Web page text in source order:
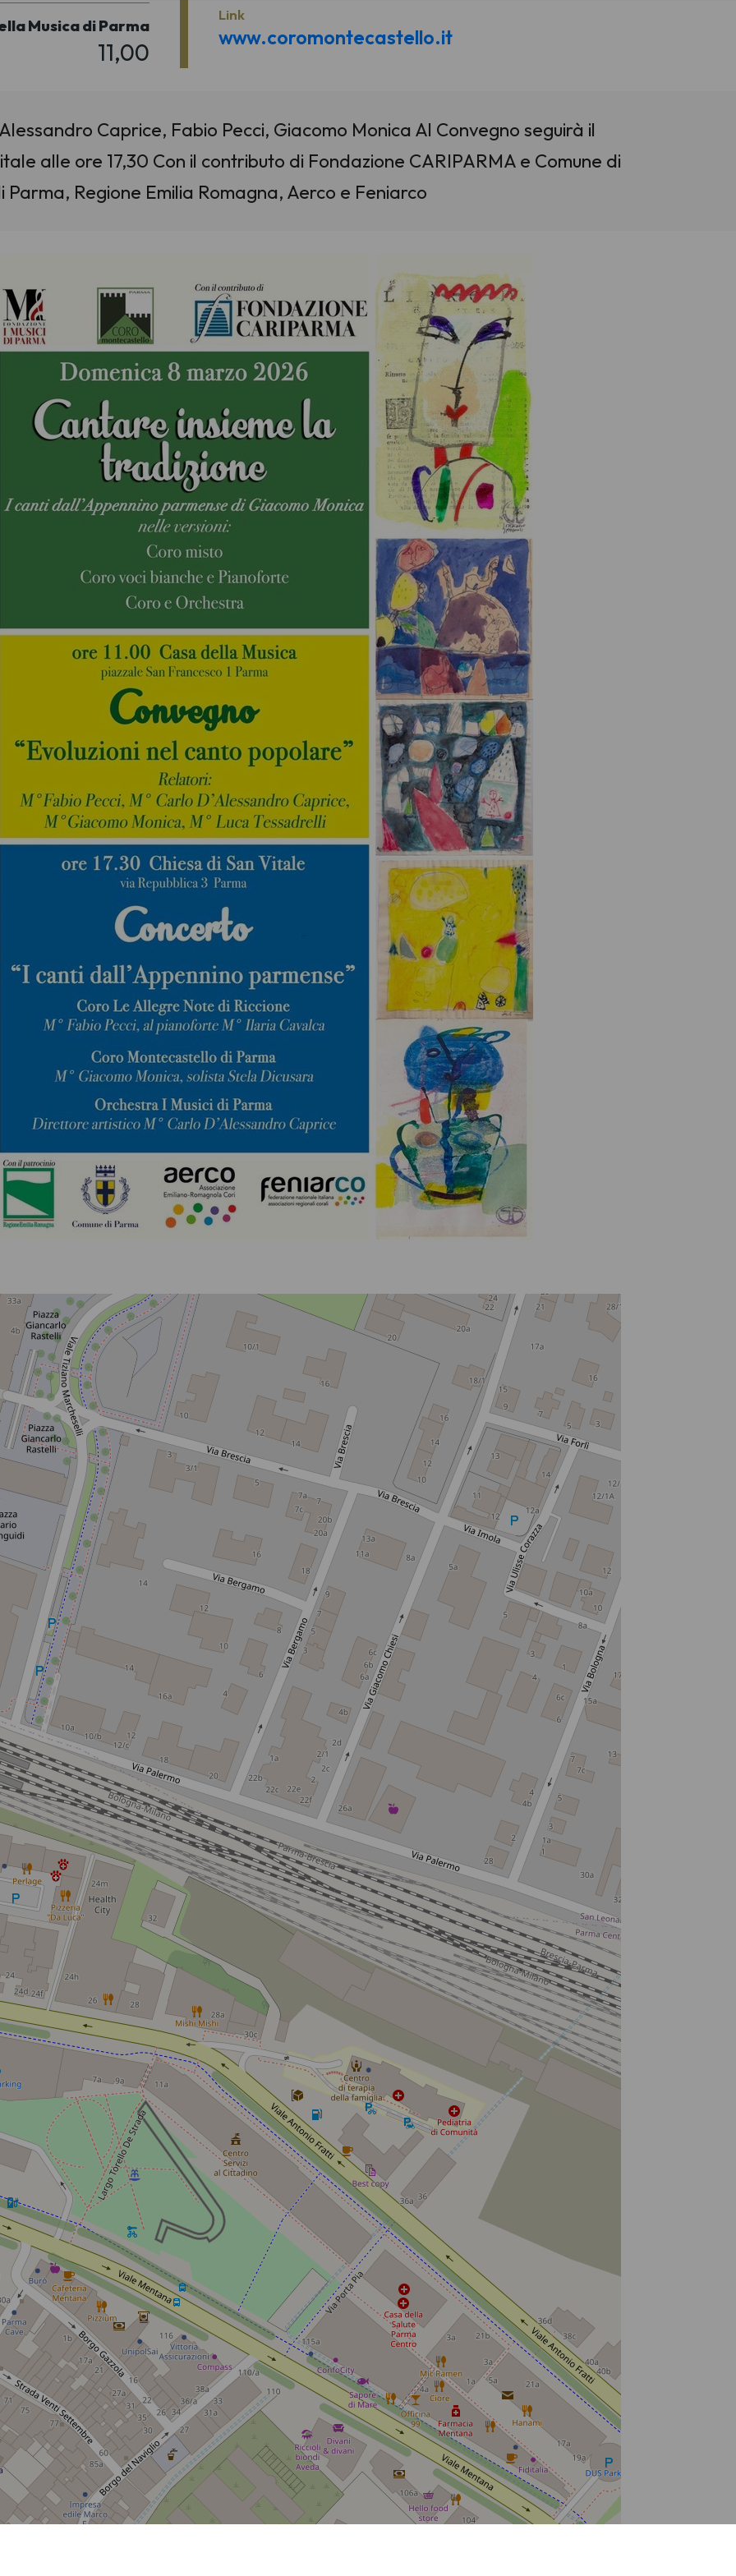
Musica di Parma
11,00
Link
www.coromontecastello.it
Caprice, Fabio Pecci, Giacomo Monica Al Convegno seguirà il
alle ore 17,30 Con il contributo di Fondazione CARIPARMA e Comune di
Regione Emilia Romagna, Aerco e Feniarco